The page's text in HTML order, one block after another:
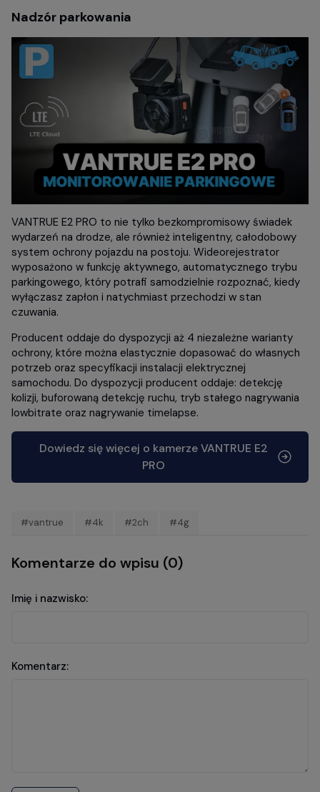
Nadzór parkowania
VANTRUE E2 PRO to nie tylko bezkompromisowy świadek
wydarzeń na drodze, ale również inteligentny, całodobowy
system ochrony pojazdu na postoju. Wideorejestrator
wyposażono w funkcję aktywnego, automatycznego trybu
parkingowego, który potrafi samodzielnie rozpoznać, kiedy
wyłączasz zapłon i natychmiast przechodzi w stan
czuwania.
Producent oddaje do dyspozycji aż 4 niezależne warianty
ochrony, które można elastycznie dopasować do własnych
potrzeb oraz specyfikacji instalacji elektrycznej
samochodu. Do dyspozycji producent oddaje: detekcję
kolizji, buforowaną detekcję ruchu, tryb stałego nagrywania
lowbitrate oraz nagrywanie timelapse.
Dowiedz się więcej o kamerze VANTRUE E2
PRO
#vantrue #4k #2ch #4g
Komentarze do wpisu (0)
Imię i nazwisko:
Komentarz: